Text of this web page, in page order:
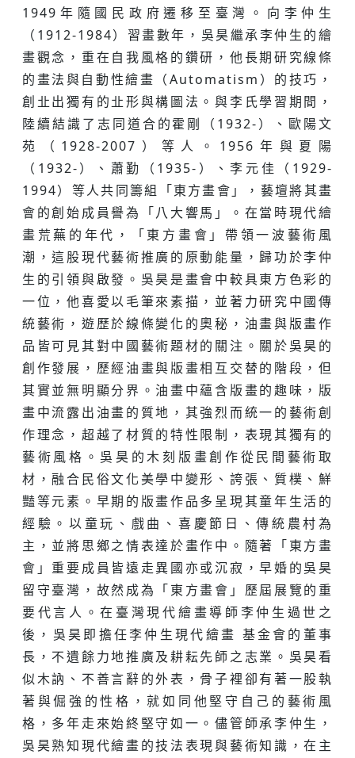
1949年隨國民政府遷移至臺灣。向李仲生
（1912-1984）習畫數年，吳昊繼承李仲生的繪
畫觀念，重在自我風格的鑽研，他長期研究線條
的畫法與自動性繪畫（Automatism）的技巧，
創㐀出獨有的㐀形與構圖法。與李氏學習期間，
陸續結識了志同道合的霍剛（1932-）、歐陽文
苑（1928-2007）等人。1956年與夏陽
（1932-）、蕭勤（1935-）、李元佳（1929-
1994）等人共同籌組「東方畫會」，藝壇將其畫
會的創始成員譽為「八大響馬」。在當時現代繪
畫荒蕪的年代，「東方畫會」帶領一波藝術風
潮，這股現代藝術推廣的原動能量，歸功於李仲
生的引領與啟發。吳昊是畫會中較具東方色彩的
一位，他喜愛以毛筆來素描，並著力研究中國傳
統藝術，遊歷於線條變化的奧秘，油畫與版畫作
品皆可見其對中國藝術題材的關注。關於吳昊的
創作發展，歷經油畫與版畫相互交替的階段，但
其實並無明顯分界。油畫中蘊含版畫的趣味，版
畫中流露出油畫的質地，其強烈而統一的藝術創
作理念，超越了材質的特性限制，表現其獨有的
藝術風格。吳昊的木刻版畫創作從民間藝術取
材，融合民俗文化美學中變形、誇張、質樸、鮮
豔等元素。早期的版畫作品多呈現其童年生活的
經驗。以童玩、戲曲、喜慶節日、傳統農村為
主，並將思鄉之情表達於畫作中。隨著「東方畫
會」重要成員皆遠走異國亦或沉寂，早婚的吳昊
留守臺灣，故然成為「東方畫會」歷屆展覽的重
要代言人。在臺灣現代繪畫導師李仲生過世之
後，吳昊即擔任李仲生現代繪畫 基金會的董事
長，不遺餘力地推廣及耕耘先師之志業。吳昊看
似木訥、不善言辭的外表，骨子裡卻有著一股執
著與倔強的性格，就如同他堅守自己的藝術風
格，多年走來始終堅守如一。儘管師承李仲生，
吳昊熟知現代繪畫的技法表現與藝術知識，在主